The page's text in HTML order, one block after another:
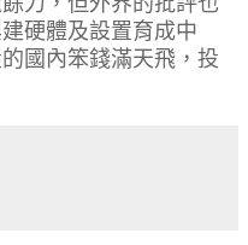
硬體及設置育成中
國內笨錢滿天飛，投